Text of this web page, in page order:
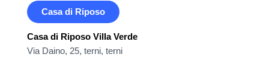
Casa di Riposo
Casa di Riposo Villa Verde
Via Daino, 25, terni, terni